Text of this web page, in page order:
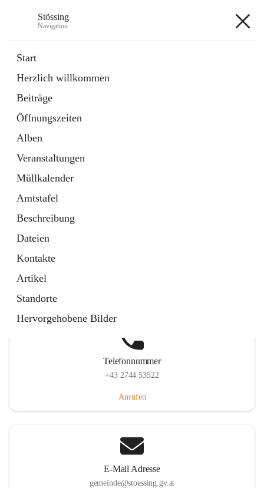
Stössing
Navigation
Start
Herzlich willkommen
Beiträge
Öffnungszeiten
Alben
Veranstaltungen
Müllkalender
Amtstafel
Beschreibung
Dateien
Kontakte
Artikel
Standorte
Hervorgehobene Bilder
Datei
in
Tab
Kindergarten
öffnet
in
neuem
Tab
Telefonnummer
+43 2744 53522
Anrufen
E-Mail Adresse
gemeinde@stoessing.gv.at